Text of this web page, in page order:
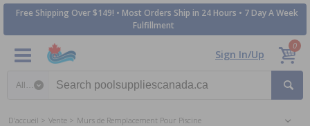
Free Shipping Over $149! • Most Orders Ship in 24 Hours • 7 Day A Week
Fulfillment
Sign In/Up
0
D'accueil Vente Murs de Remplacement Pour Piscine